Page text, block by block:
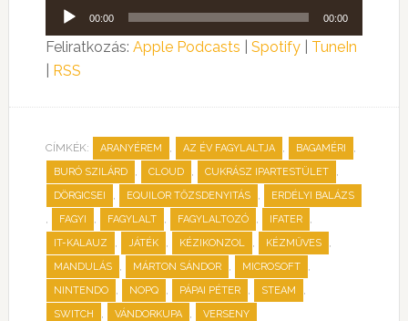
Audió
lejátszó
00:00 00:00
Feliratkozás: Apple Podcasts Spotify| TuneIn
RSS
CÍMKÉK: ARANYÉREM , AZ ÉV FAGYLALTJA , BAGAMÉRI ,
BURÓ SZILÁRD , CLOUD , CUKRÁSZ IPARTESTÜLET ,
DÖRGICSEI , EQUILOR TŐZSDENYITÁS , ERDÉLYI BALÁZS
, FAGYI , FAGYLALT , FAGYLALTOZÓ , IFATER ,
IT-KALAUZ , JÁTÉK , KÉZIKONZOL , KÉZMŰVES ,
MANDULÁS , MÁRTON SÁNDOR , MICROSOFT ,
NINTENDO , NOPQ , PÁPAI PÉTER , STEAM ,
SWITCH , VÁNDORKUPA , VERSENY